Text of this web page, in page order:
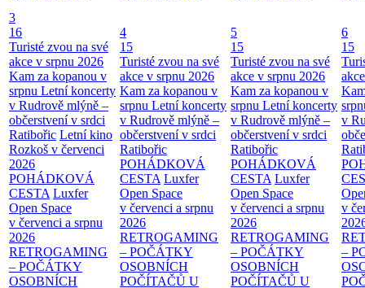
3
16
Turisté zvou na své
akce v srpnu 2026
Kam za kopanou v
srpnu Letní koncerty
v Rudrově mlýně –
občerstvení v srdci
Ratibořic Letní kino
Rozkoš v červenci
2026
POHÁDKOVÁ
CESTA Luxfer
Open Space
v červenci a srpnu
2026
RETROGAMING
– POČÁTKY
OSOBNÍCH
4
15
Turisté zvou na své
akce v srpnu 2026
Kam za kopanou v
srpnu Letní koncerty
v Rudrově mlýně –
občerstvení v srdci
Ratibořic
POHÁDKOVÁ
CESTA Luxfer
Open Space
v červenci a srpnu
2026
RETROGAMING
– POČÁTKY
OSOBNÍCH
POČÍTAČŮ U
5
15
Turisté zvou na své
akce v srpnu 2026
Kam za kopanou v
srpnu Letní koncerty
v Rudrově mlýně –
občerstvení v srdci
Ratibořic
POHÁDKOVÁ
CESTA Luxfer
Open Space
v červenci a srpnu
2026
RETROGAMING
– POČÁTKY
OSOBNÍCH
POČÍTAČŮ U
6
15
v
v
–